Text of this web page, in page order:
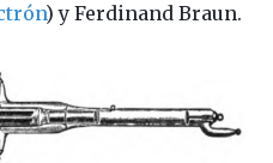
) y Ferdinand Braun.